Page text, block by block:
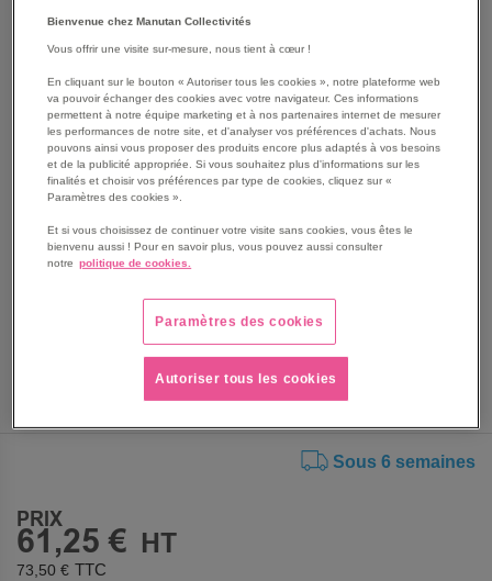
SKIP
BEGINNING
GALLERY
Les avantages
Platelage grillagé acier fil lourd à déposer sur les lisses.
Solide acier pour excellente résistance aux charges
lourdes.
Stabilité parfaite des gros volumes non stockées sur
Stockage aéré indispensable aux zones équipées de
sprinkler.
Voir le descriptif complet
Sous 6 semaines
PRIX
61,25 €
73,50 €
Bienvenue chez Manutan Collectivités
Vous offrir une visite sur-mesure, nous tient à cœur !
En cliquant sur le bouton « Autoriser tous les cookies », notre plateforme web
va pouvoir échanger des cookies avec votre navigateur. Ces informations
permettent à notre équipe marketing et à nos partenaires internet de mesurer
les performances de notre site, et d'analyser vos préférences d'achats. Nous
pouvons ainsi vous proposer des produits encore plus adaptés à vos besoins
et de la publicité appropriée. Si vous souhaitez plus d'informations sur les
finalités et choisir vos préférences par type de cookies, cliquez sur «
Paramètres des cookies ».
Et si vous choisissez de continuer votre visite sans cookies, vous êtes le
bienvenu aussi ! Pour en savoir plus, vous pouvez aussi consulter
notre politique de cookies.
Paramètres des cookies
Autoriser tous les cookies